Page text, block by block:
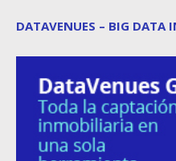
DATAVENUES – BIG DATA